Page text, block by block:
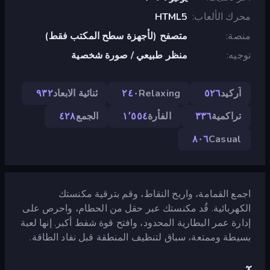
محرك الألعاب HTML5
منصة
متصفح (لأجهزة سطح المكتب فقط)
توجيه
منظر طبيعي / صورة شخصية
آركيد٥٢٦ Relaxing٢٤٠ ثنائية الابعاد٩٣٢
تراكمية٣٣٦ الفأرة١٬٥٥٤ الجمع٤٢٨
Casual٨٠٦
اجمع القمامة، واربح النقاط، وقم بترقية مكنستك
الكهربائية. قُد مكنستك عبر حقل من الحطام، واحرص على
إدارة عمر البطارية المحدود، وافتح قوة شفط أكبر. إنها لعبة
بسيطة وممتعة، سباق لتنظيف المنطقة قبل نفاد الطاقة.